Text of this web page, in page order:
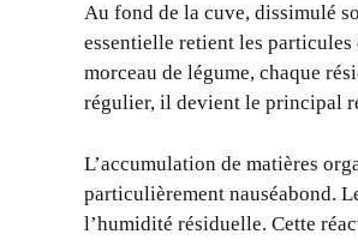
Au fond de la cuve, dissimulé
essentielle retient les
morceau de légume, chaque
régulier, il devient le principal
L’accumulation de matières
particulièrement nauséabond.
l’humidité résiduelle. Cette